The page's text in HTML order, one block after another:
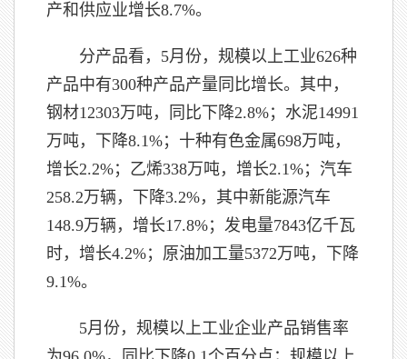
产和供应业增长8.7%。
分产品看，5月份，规模以上工业626种
产品中有300种产品产量同比增长。其中，
钢材12303万吨，同比下降2.8%；水泥14991
万吨，下降8.1%；十种有色金属698万吨，
增长2.2%；乙烯338万吨，增长2.1%；汽车
258.2万辆，下降3.2%，其中新能源汽车
148.9万辆，增长17.8%；发电量7843亿千瓦
时，增长4.2%；原油加工量5372万吨，下降
9.1%。
5月份，规模以上工业企业产品销售率